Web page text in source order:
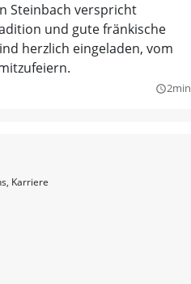
Steinbach verspricht
und gute fränkische
herzlich eingeladen, vom
query_builder2min
Karriere